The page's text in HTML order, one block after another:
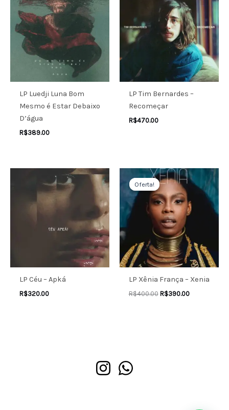
LP Luedji Luna Bom
Mesmo é Estar Debaixo
D’água
R$389.00
LP Tim Bernardes –
Recomeçar
R$470.00
LP Céu – Apká
R$320.00
Oferta!
Oferta!
LP Xênia França – Xenia
R$400.00
O
preço
original
era:
R$400.00.
R$390.00
O
preço
atual
R$390.00.